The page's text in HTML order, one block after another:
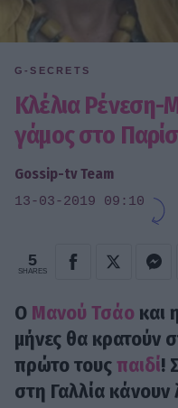
G-SECRETS
Κλέλια
γάμος στο
Gossip-tv Team
13-03-2019 09:10
5
SHARES
Ο Μανού Τσάο και
μήνες θα κρατούν
πρώτο τουςπαιδί!
στη Γαλλία κάνουν